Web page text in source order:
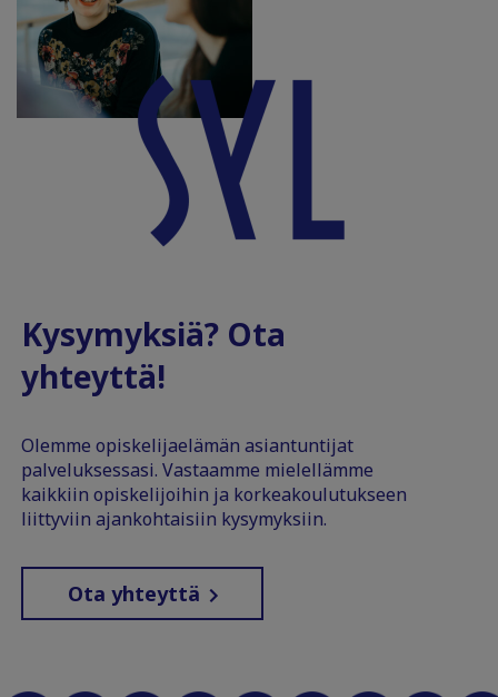
Kysymyksiä? Ota
yhteyttä!
Olemme opiskelijaelämän asiantuntijat
palveluksessasi. Vastaamme mielellämme
kaikkiin opiskelijoihin ja korkeakoulutukseen
liittyviin ajankohtaisiin kysymyksiin.
Ota yhteyttä